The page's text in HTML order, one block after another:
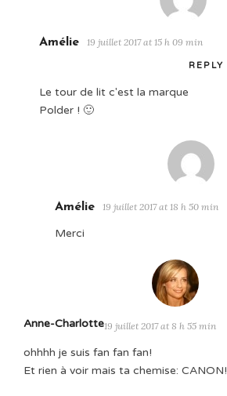
Amélie 19 juillet 2017 at 15 h 09 min
REPLY
Le tour de lit c'est la marque
Polder ! 🙂
Amélie 19 juillet 2017 at 18 h 50 min
Merci
Anne-Charlotte19 juillet 2017 at 8 h 55 min
ohhhh je suis fan fan fan!
Et rien à voir mais ta chemise: CANON!